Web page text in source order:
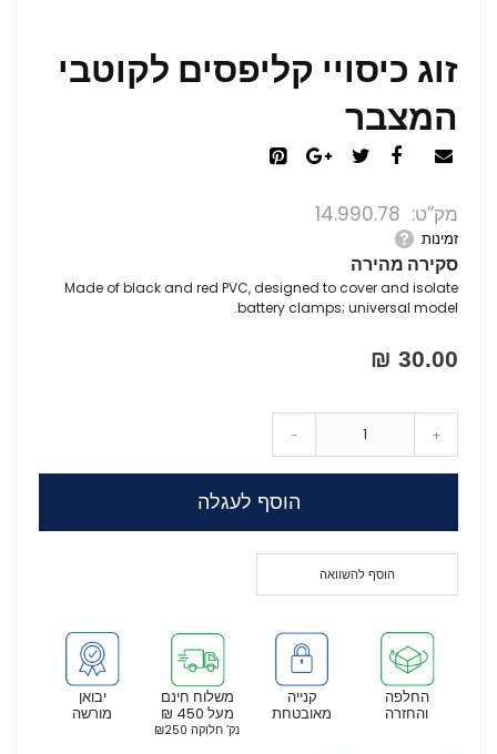
זוג כיסויי קליפסים לקוטבי
המצבר
מק”ט 14.990.78
זמינות
סקירה מהירה
Made of black and red PVC, designed to cover and isolate
battery clamps; universal model.
30.00 ₪
- +
הוסף לעגלה
הוסף להשוואה
יבואן
מורשה
משלוח חינם
מעל 450 ₪
נק’ חלוקה ₪250
קנייה
מאובטחת
החלפה
והחזרה